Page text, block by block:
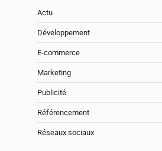
Actu
Développement
E-commerce
Marketing
Publicité
Référencement
Réseaux sociaux